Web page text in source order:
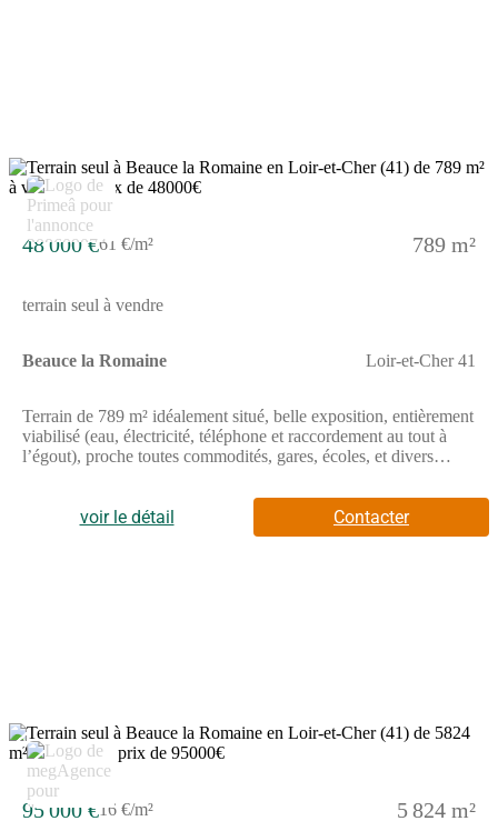
48 000 €61 €/m² 789 m²
terrain seul à vendre
Beauce la Romaine Loir-et-Cher 41
Terrain de 789 m² idéalement situé, belle exposition, entièrement
viabilisé (eau, électricité, téléphone et raccordement au tout à
l’égout), proche toutes commodités, gares, écoles, et divers
d'agence et de notaire à la charge de l'acquéreur. Ce terrain vous
est proposé, par nos partenaires fonciers, dans le cadre d'un
projet de construction avec nous. Les informations sur les
voir le détail Contacter
3
95 000 €16 €/m² 5 824 m²